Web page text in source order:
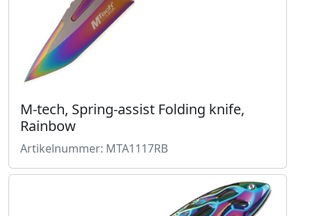
M-tech, Spring-assist Folding knife,
Rainbow
Artikelnummer: MTA1117RB